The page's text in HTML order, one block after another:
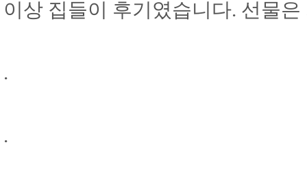
이상 집들이 후기였습니다. 선물
.
.